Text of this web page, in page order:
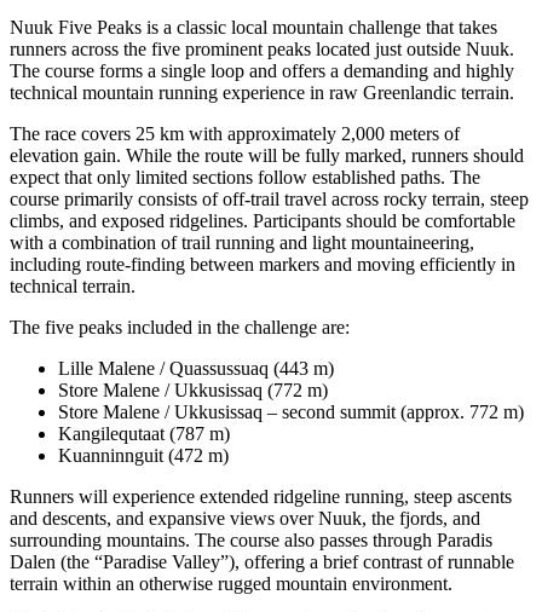
Nuuk Five Peaks is a classic local mountain challenge that takes
runners across the five prominent peaks located just outside Nuuk.
The course forms a single loop and offers a demanding and highly
technical mountain running experience in raw Greenlandic terrain.
The race covers 25 km with approximately 2,000 meters of
elevation gain. While the route will be fully marked, runners should
expect that only limited sections follow established paths. The
course primarily consists of off-trail travel across rocky terrain, steep
climbs, and exposed ridgelines. Participants should be comfortable
with a combination of trail running and light mountaineering,
including route-finding between markers and moving efficiently in
technical terrain.
The five peaks included in the challenge are:
Lille Malene / Quassussuaq (443 m)
Store Malene / Ukkusissaq (772 m)
Store Malene / Ukkusissaq – second summit (approx. 772 m)
Kangilequtaat (787 m)
Kuanninnguit (472 m)
Runners will experience extended ridgeline running, steep ascents
and descents, and expansive views over Nuuk, the fjords, and
surrounding mountains. The course also passes through Paradis
Dalen (the “Paradise Valley”), offering a brief contrast of runnable
terrain within an otherwise rugged mountain environment.